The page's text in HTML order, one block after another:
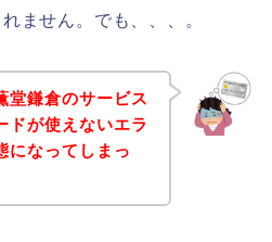
ません。でも、、、。
堂鎌倉のサービス
ドが使えないエラ
になってしまっ